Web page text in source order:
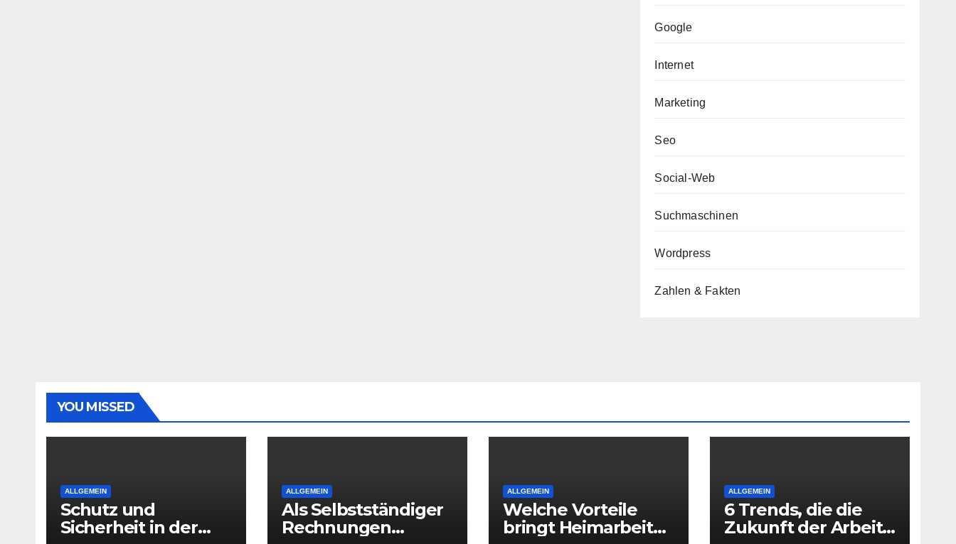
Google
Internet
Marketing
Seo
Social-Web
Suchmaschinen
Wordpress
Zahlen & Fakten
YOU MISSED
ALLGEMEIN
Schutz und
Sicherheit in der
ALLGEMEIN
Als Selbstständiger
Rechnungen
ALLGEMEIN
Welche Vorteile
bringt Heimarbeit
ALLGEMEIN
6 Trends, die die
Zukunft der Arbeit